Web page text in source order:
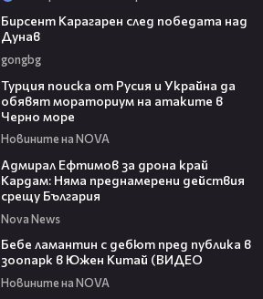
Бирсент Карагарен след победата над
Дунав
gongbg
Турция поиска от Русия и Украйна да
обявят мораториум на атаките в
Черно море
Новините на NOVA
Адмирал Ефтимов за дрона край
Кардам: Няма преднамерени действия
срещу България
Nova News
Бебе ламантин с дебют пред публика в
зоопарк в Южен Китай (ВИДЕО
Новините на NOVA